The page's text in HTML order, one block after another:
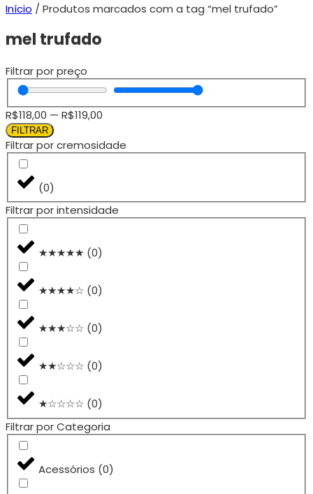
Início / Produtos marcados com a tag “mel trufado”
mel trufado
Filtrar por preço
R$118,00 — R$119,00
FILTRAR
Filtrar por cremosidade
(0)
Filtrar por intensidade
★★★★★ (0)
★★★★☆ (0)
★★★☆☆ (0)
★★☆☆☆ (0)
★☆☆☆☆ (0)
Filtrar por Categoria
Acessórios (0)